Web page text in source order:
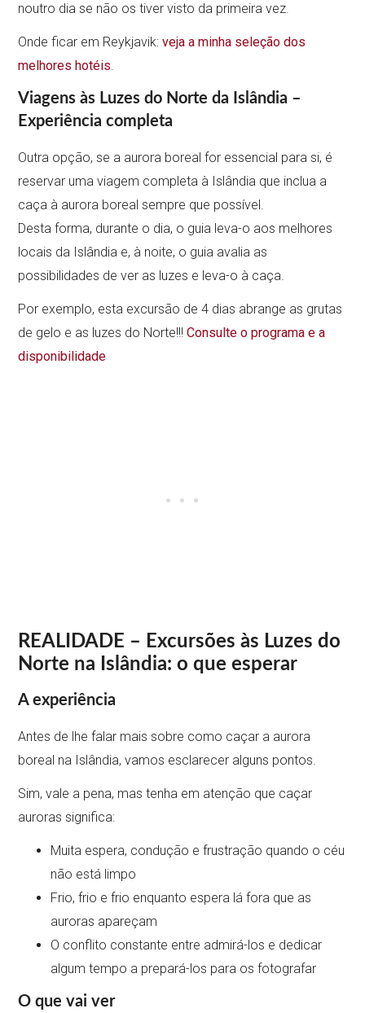
noutro dia se não os tiver visto da primeira vez.
Onde ficar em Reykjavik:veja a minha seleção dos
melhores hotéis.
Viagens às Luzes do Norte da Islândia –
Experiência completa
Outra opção, se a aurora boreal for essencial para si, é
reservar uma viagem completa à Islândia que inclua a
caça à aurora boreal sempre que possível.
Desta forma, durante o dia, o guia leva-o aos melhores
locais da Islândia e, à noite, o guia avalia as
possibilidades de ver as luzes e leva-o à caça.
Por exemplo, esta excursão de 4 dias abrange as grutas
de gelo e as luzes do Norte!!!Consulte o programa e a
disponibilidade
REALIDADE – Excursões às Luzes do
Norte na Islândia: o que esperar
A experiência
Antes de lhe falar mais sobre como caçar a aurora
boreal na Islândia, vamos esclarecer alguns pontos.
Sim, vale a pena, mas tenha em atenção que caçar
auroras significa:
Muita espera, condução e frustração quando o céu
não está limpo
Frio, frio e frio enquanto espera lá fora que as
auroras apareçam
O conflito constante entre admirá-los e dedicar
algum tempo a prepará-los para os fotografar
O que vai ver